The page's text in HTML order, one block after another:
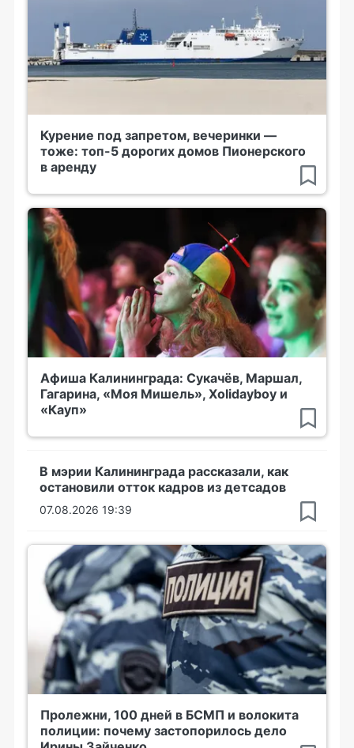
Курение под запретом, вечеринки —
тоже: топ-5 дорогих домов Пионерского
в аренду
Афиша Калининграда: Сукачёв, Маршал,
Гагарина, «Моя Мишель», Xolidayboy и
«Кауп»
В мэрии Калининграда рассказали, как
остановили отток кадров из детсадов
07.08.2026 19:39
Пролежни, 100 дней в БСМП и волокита
полиции: почему застопорилось дело